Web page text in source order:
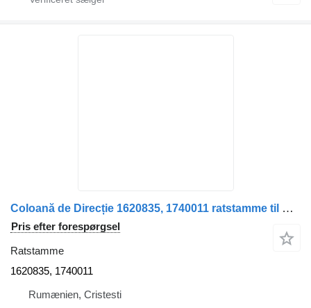
Coloană de Direcție 1620835, 1740011 ratstamme til DAF 1620835 / 1740011 lastbil
Pris efter forespørgsel
Ratstamme
1620835, 1740011
Rumænien, Cristesti